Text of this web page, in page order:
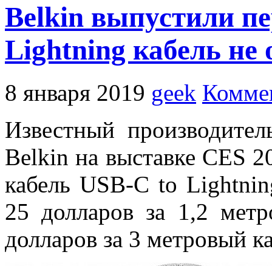
Belkin выпустили
Lightning кабель не
8 января 2019 geek
Известный
Belkin на выставке CES
кабель USB-C to
25 долларов за 1,2
долларов за 3 метровый